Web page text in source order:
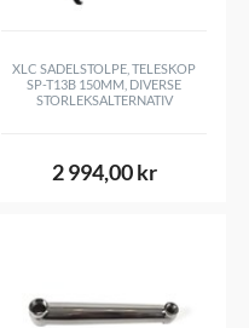
XLC SADELSTOLPE, TELESKOP
SP-T13B 150MM, DIVERSE
STORLEKSALTERNATIV
2 994,00 kr